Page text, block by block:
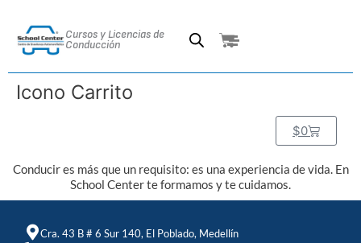
contenido
Cursos y Licencias de
Conducción
Cart
Icono Carrito
$0C
a
t
Conducir es más que un requisito: es una experiencia de vida. En
School Center te formamos y te cuidamos.
Cra. 43 B # 6 Sur 140, El Poblado, Medellín